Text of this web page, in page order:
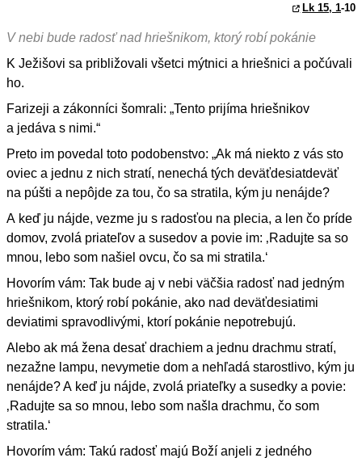
Lk 15, 1-10
V nebi bude radosť nad hriešnikom, ktorý robí pokánie
K Ježišovi sa približovali všetci mýtnici a hriešnici a počúvali
ho.
Farizeji a zákonníci šomrali: „Tento prijíma hriešnikov
a jedáva s nimi.“
Preto im povedal toto podobenstvo: „Ak má niekto z vás sto
oviec a jednu z nich stratí, nenechá tých deväťdesiatdeväť
na púšti a nepôjde za tou, čo sa stratila, kým ju nenájde?
A keď ju nájde, vezme ju s radosťou na plecia, a len čo príde
domov, zvolá priateľov a susedov a povie im: ‚Radujte sa so
mnou, lebo som našiel ovcu, čo sa mi stratila.‘
Hovorím vám: Tak bude aj v nebi väčšia radosť nad jedným
hriešnikom, ktorý robí pokánie, ako nad deväťdesiatimi
deviatimi spravodlivými, ktorí pokánie nepotrebujú.
Alebo ak má žena desať drachiem a jednu drachmu stratí,
nezažne lampu, nevymetie dom a nehľadá starostlivo, kým ju
nenájde? A keď ju nájde, zvolá priateľky a susedky a povie:
‚Radujte sa so mnou, lebo som našla drachmu, čo som
stratila.‘
Hovorím vám: Takú radosť majú Boží anjeli z jedného